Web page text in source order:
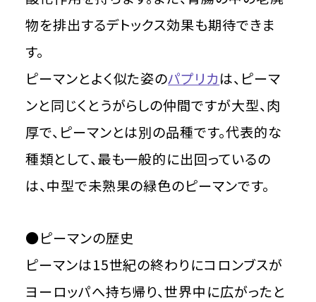
物を排出するデトックス効果も期待できま
す。
ピーマンとよく似た姿のパプリカは、ピーマ
ンと同じくとうがらしの仲間ですが大型、肉
厚で、ピーマンとは別の品種です。代表的な
種類として、最も一般的に出回っているの
は、中型で未熟果の緑色のピーマンです。
●ピーマンの歴史
ピーマンは15世紀の終わりにコロンブスが
ヨーロッパへ持ち帰り、世界中に広がったと